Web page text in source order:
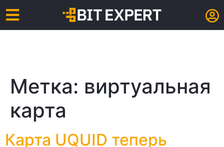
Метка: виртуальная
карта
Карта UQUID теперь